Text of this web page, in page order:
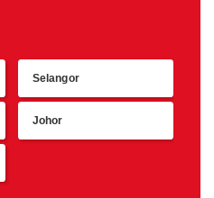
Selangor
Johor